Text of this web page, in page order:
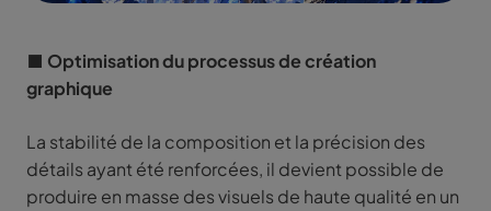
■ Optimisation du processus de création
graphique
La stabilité de la composition et la précision des
détails ayant été renforcées, il devient possible de
produire en masse des visuels de haute qualité en un